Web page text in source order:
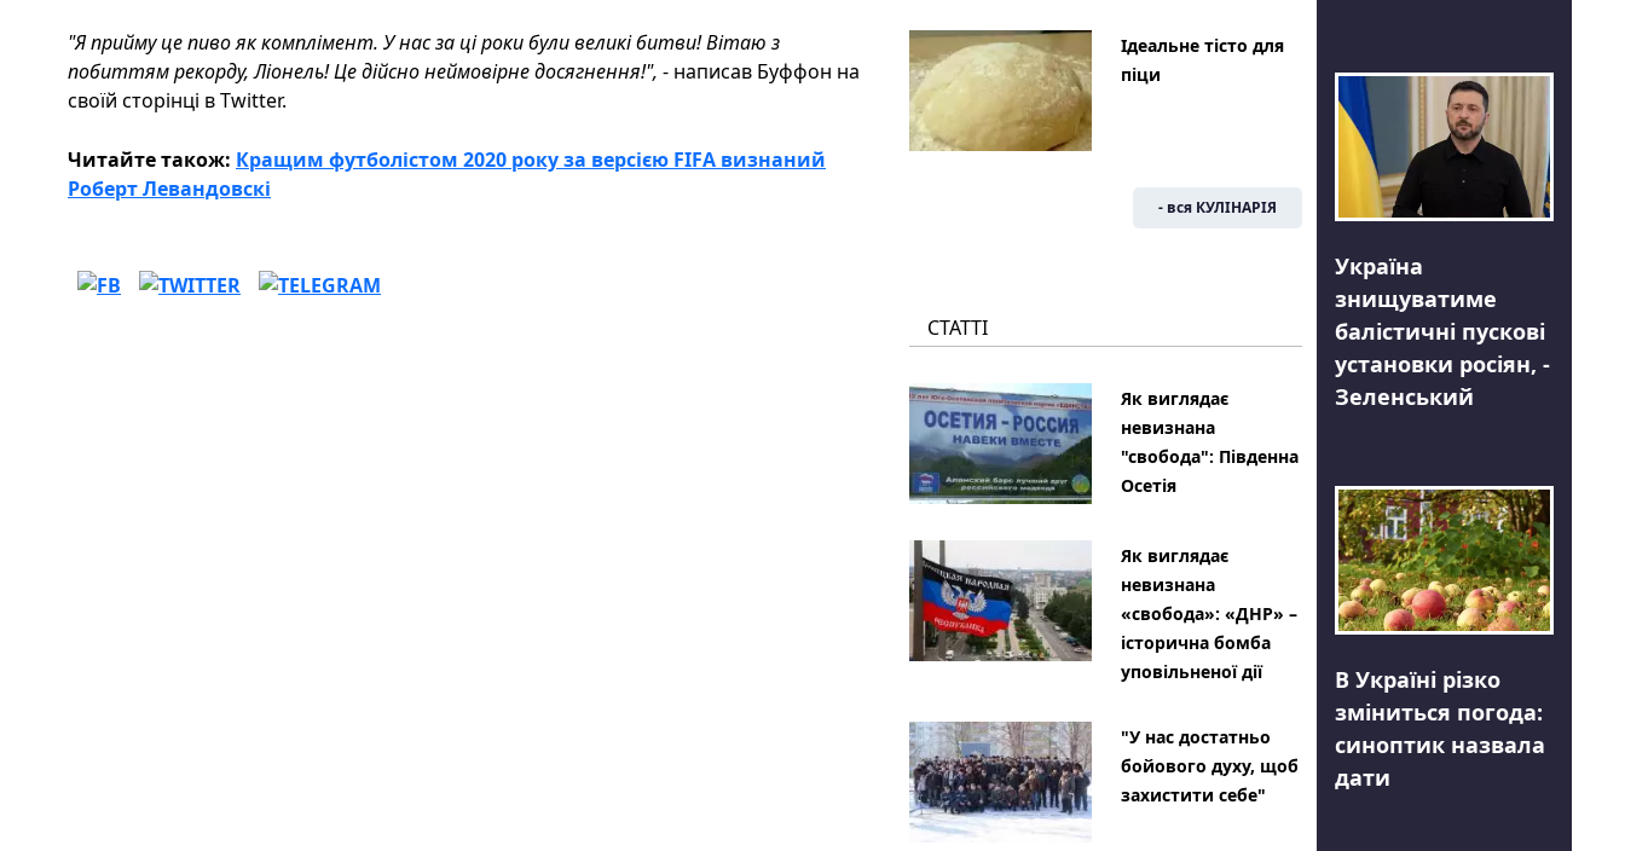
"Я прийму це пиво як комплімент. У нас за ці роки були великі битви! Вітаю з
побиттям рекорду, Ліонель! Це дійсно неймовірне досягнення!", - написав Буффон на
своїй сторінці в Twitter.
Читайте також: Кращим футболістом 2020 року за версією FIFA визнаний
Роберт Левандовскі
Ідеальне тісто для
піци
- вся КУЛІНАРІЯ
СТАТТІ
Як виглядає
невизнана
"свобода": Південна
Осетія
Як виглядає
невизнана
«свобода»: «ДНР» –
історична бомба
уповільненої дії
"У нас достатньо
бойового духу, щоб
захистити себе"
Україна
знищуватиме
балістичні пускові
установки росіян, -
Зеленський
В Україні різко
зміниться погода:
синоптик назвала
дати